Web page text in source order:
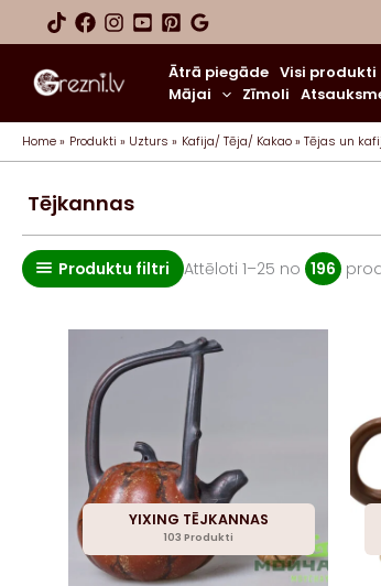
Ātrā piegāde Visi produkti
Mājai
Zīmoli
Home Produkti Uzturs Kafija/ Tēja/ Kakao Tējas un
Tējkannas
Produktu filtri Attēloti 1–25 no 196
YIXING TĒJKANNAS
103 Produkti